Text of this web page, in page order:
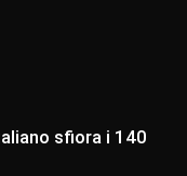
sfiora i 140